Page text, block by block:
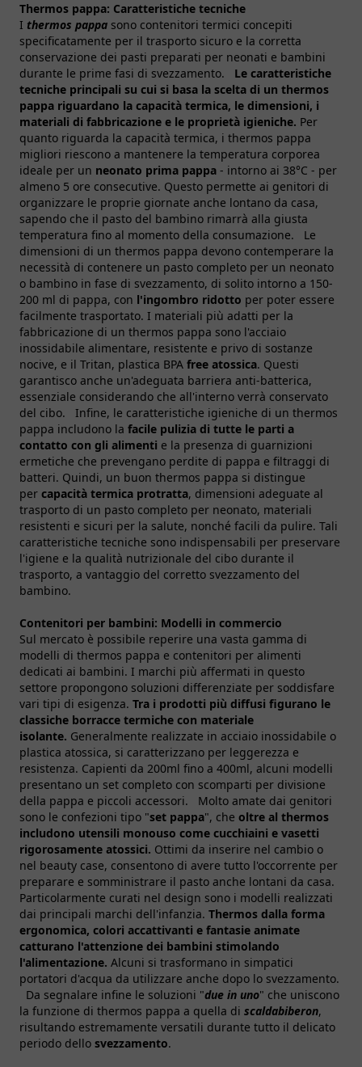
Thermos pappa: Caratteristiche tecniche
I thermos pappa sono contenitori termici concepiti
specificatamente per il trasporto sicuro e la corretta
conservazione dei pasti preparati per neonati e bambini
durante le prime fasi di svezzamento. Le caratteristiche
tecniche principali su cui si basa la scelta di un thermos
pappa riguardano la capacità termica, le dimensioni, i
materiali di fabbricazione e le proprietà igieniche. Per
quanto riguarda la capacità termica, i thermos pappa
migliori riescono a mantenere la temperatura corporea
ideale per un neonato prima pappa - intorno ai 38°C - per
almeno 5 ore consecutive. Questo permette ai genitori di
organizzare le proprie giornate anche lontano da casa,
sapendo che il pasto del bambino rimarrà alla giusta
temperatura fino al momento della consumazione. Le
dimensioni di un thermos pappa devono contemperare la
necessità di contenere un pasto completo per un neonato
o bambino in fase di svezzamento, di solito intorno a 150-
200 ml di pappa, con l'ingombro ridotto per poter essere
facilmente trasportato. I materiali più adatti per la
fabbricazione di un thermos pappa sono l'acciaio
inossidabile alimentare, resistente e privo di sostanze
nocive, e il Tritan, plastica BPA free atossica. Questi
garantisco anche un'adeguata barriera anti-batterica,
essenziale considerando che all'interno verrà conservato
del cibo. Infine, le caratteristiche igieniche di un thermos
pappa includono la facile pulizia di tutte le parti a
contatto con gli alimenti e la presenza di guarnizioni
ermetiche che prevengano perdite di pappa e filtraggi di
batteri. Quindi, un buon thermos pappa si distingue
per capacità termica protratta, dimensioni adeguate al
trasporto di un pasto completo per neonato, materiali
resistenti e sicuri per la salute, nonché facili da pulire. Tali
caratteristiche tecniche sono indispensabili per preservare
l'igiene e la qualità nutrizionale del cibo durante il
trasporto, a vantaggio del corretto svezzamento del
bambino.
Contenitori per bambini: Modelli in commercio
Sul mercato è possibile reperire una vasta gamma di
modelli di thermos pappa e contenitori per alimenti
dedicati ai bambini. I marchi più affermati in questo
settore propongono soluzioni differenziate per soddisfare
vari tipi di esigenza. Tra i prodotti più diffusi figurano le
classiche borracce termiche con materiale
isolante. Generalmente realizzate in acciaio inossidabile o
plastica atossica, si caratterizzano per leggerezza e
resistenza. Capienti da 200ml fino a 400ml, alcuni modelli
presentano un set completo con scomparti per divisione
della pappa e piccoli accessori. Molto amate dai genitori
sono le confezioni tipo "set pappa", che oltre al thermos
includono utensili monouso come cucchiaini e vasetti
rigorosamente atossici. Ottimi da inserire nel cambio o
nel beauty case, consentono di avere tutto l'occorrente per
preparare e somministrare il pasto anche lontani da casa.
Particolarmente curati nel design sono i modelli realizzati
dai principali marchi dell'infanzia. Thermos dalla forma
ergonomica, colori accattivanti e fantasie animate
catturano l'attenzione dei bambini stimolando
l'alimentazione. Alcuni si trasformano in simpatici
portatori d'acqua da utilizzare anche dopo lo svezzamento.
Da segnalare infine le soluzioni "due in uno" che uniscono
la funzione di thermos pappa a quella di scaldabiberon,
risultando estremamente versatili durante tutto il delicato
periodo dello svezzamento.